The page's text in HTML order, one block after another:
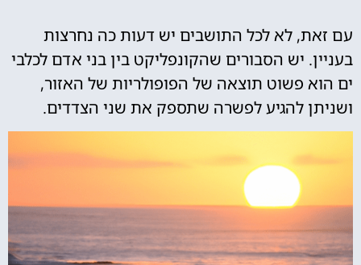
עם זאת, לא לכל התושבים יש דעות כה נחרצות
בעניין. יש הסבורים שהקונפליקט בין בני אדם לכלבי
ים הוא פשוט תוצאה של הפופולריות של האזור,
ושניתן להגיע לפשרה שתספק את שני הצדדים.